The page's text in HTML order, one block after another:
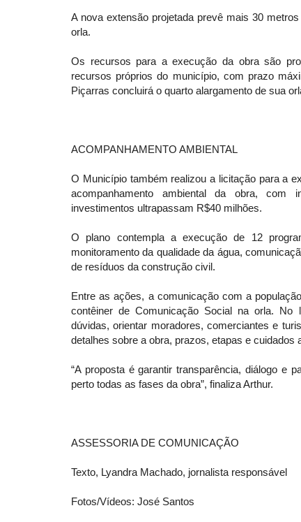
A nova extensão projetada prevê mais 30
orla.
Os recursos para a execução da obra são
recursos próprios do município, com prazo
Piçarras concluirá o quarto alargamento de sua
ACOMPANHAMENTO AMBIENTAL
O Município também realizou a licitação para a
acompanhamento ambiental da obra, com
investimentos ultrapassam R$40 milhões.
O plano contempla a execução de 12
monitoramento da qualidade da água,
de resíduos da construção civil.
Entre as ações, a comunicação com a
contêiner de Comunicação Social na orla. No
dúvidas, orientar moradores, comerciantes e
detalhes sobre a obra, prazos, etapas e cuidados
“A proposta é garantir transparência, diálogo e
perto todas as fases da obra”, finaliza Arthur.
ASSESSORIA DE COMUNICAÇÃO
Texto, Lyandra Machado, jornalista responsável
Fotos/Vídeos: José Santos